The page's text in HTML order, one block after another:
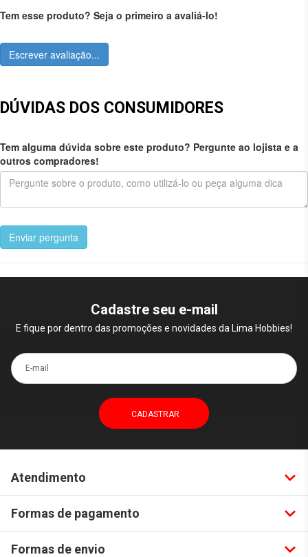
Tem esse produto? Seja o primeiro a avaliá-lo!
Escrever avaliação...
DÚVIDAS DOS CONSUMIDORES
Tem alguma dúvida sobre este produto? Pergunte ao lojista e a
outros compradores!
Enviar pergunta
Cadastre seu e-mail
E fique por dentro das promoções e novidades da Lima Hobbies!
E-mail
Atendimento
Formas de pagamento
Formas de envio